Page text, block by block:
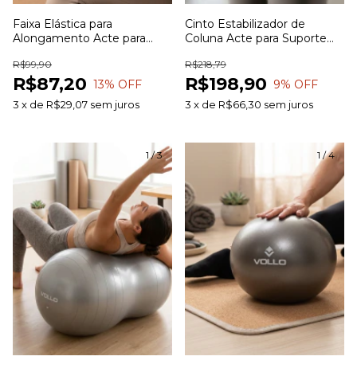
Faixa Elástica para
Alongamento Acte para
Exercícios
R$87,20
R$99,90
13% OFF
3 x de R$29,07 sem juros
Cinto Estabilizador de
Coluna Acte para Suporte
Coluna
R$198,90
R$218,79
9% OFF
3 x de R$66,30 sem juros
1/3 1 /4